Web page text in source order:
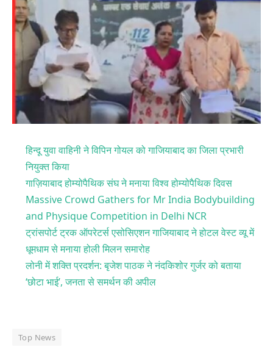
हिन्दू युवा वाहिनी ने विपिन गोयल को गाजियाबाद का जिला प्रभारी
नियुक्त किया
गाज़ियाबाद होम्योपैथिक संघ ने मनाया विश्व होम्योपैथिक दिवस
Massive Crowd Gathers for Mr India Bodybuilding
and Physique Competition in Delhi NCR
ट्रांसपोर्ट ट्रक ऑपरेटर्स एसोसिएशन गाजियाबाद ने होटल वेस्ट व्यू में
धूमधाम से मनाया होली मिलन समारोह
लोनी में शक्ति प्रदर्शन: बृजेश पाठक ने नंदकिशोर गुर्जर को बताया
‘छोटा भाई’, जनता से समर्थन की अपील
Top News